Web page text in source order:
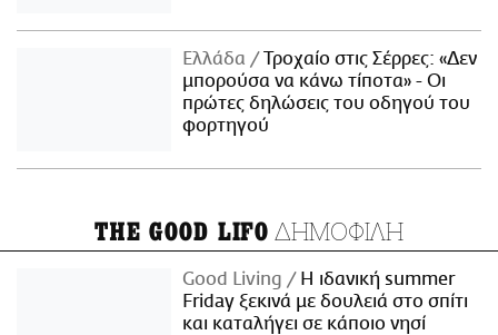
Ελλάδα
Τροχαίο στις Σέρρες: «Δεν
μπορούσα να κάνω τίποτα» - Οι
πρώτες δηλώσεις του οδηγού του
φορτηγού
THE GOOD LIFO ΔΗΜΟΦΙΛΗ
Good Living
Η ιδανική summer
Friday ξεκινά με δουλειά στο σπίτι
και καταλήγει σε κάποιο νησί